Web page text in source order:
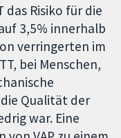
das Risiko für die
3,5% innerhalb
verringerten im
bei Menschen,
Qualität der
war. Eine